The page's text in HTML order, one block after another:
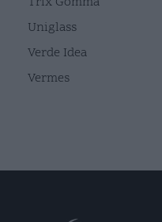
Uniglass
Verde Idea
Vermes